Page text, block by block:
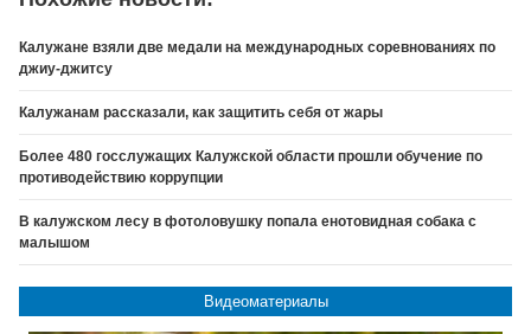
Калужане взяли две медали на международных соревнованиях по
джиу-джитсу
Калужанам рассказали, как защитить себя от жары
Более 480 госслужащих Калужской области прошли обучение по
противодействию коррупции
В калужском лесу в фотоловушку попала енотовидная собака с
малышом
Видеоматериалы